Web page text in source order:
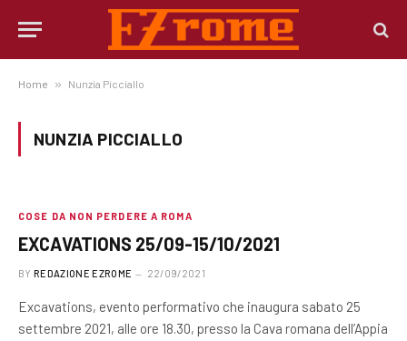
Home » Nunzia Picciallo
NUNZIA PICCIALLO
COSE DA NON PERDERE A ROMA
EXCAVATIONS 25/09-15/10/2021
BY REDAZIONE EZROME 22/09/2021
Excavations, evento performativo che inaugura sabato 25
settembre 2021, alle ore 18.30, presso la Cava romana dell’Appia